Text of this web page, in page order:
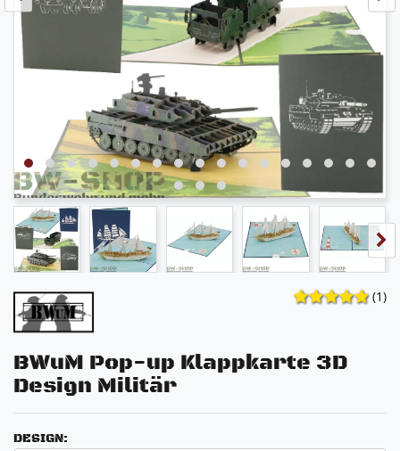
(1)
BWuM Pop-up Klappkarte 3D
Design Militär
DESIGN: